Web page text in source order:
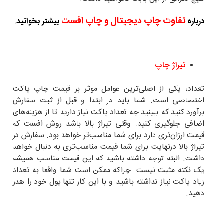
دربارهتفاوت چاپ دیجیتال و چاپ افستبیشتر بخوانید.
تیراژ چاپ
تعداد، یکی از اصلی‌ترین عوامل موثر بر قیمت چاپ پاکت
اختصاصی است. شما باید در ابتدا و قبل از ثبت سفارش
برآورد کنید که ببینید چه تعداد پاکت نیاز دارید تا از هزینه‌های
اضافی جلوگیری کنید. وقتی تیراژ بالا باشد روش افست که
قیمت ارزان‌تری دارد برای شما مناسب‌تر خواهد بود. سفارش در
تیراژ بالا درنهایت برای شما قیمت مناسب‌تری به دنبال خواهد
داشت. البته توجه داشته باشید که این قیمت مناسب همیشه
یک نکته مثبت نیست. چراکه ممکن است شما واقعا به تعداد
زیاد پاکت نیاز نداشته باشید و با این کار تنها پول خود را هدر
دهید.